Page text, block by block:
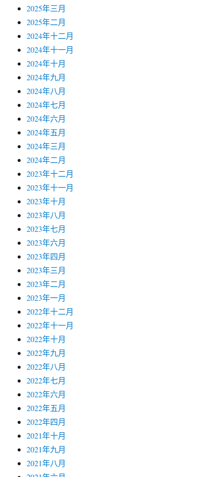
2025年三月
2025年二月
2024年十二月
2024年十一月
2024年十月
2024年九月
2024年八月
2024年七月
2024年六月
2024年五月
2024年三月
2024年二月
2023年十二月
2023年十一月
2023年十月
2023年八月
2023年七月
2023年六月
2023年四月
2023年三月
2023年二月
2023年一月
2022年十二月
2022年十一月
2022年十月
2022年九月
2022年八月
2022年七月
2022年六月
2022年五月
2022年四月
2021年十月
2021年九月
2021年八月